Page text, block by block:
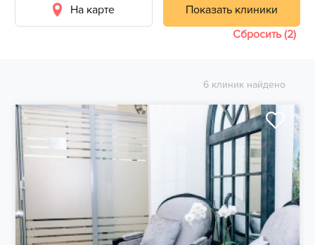
На карте
Показать клиники
Сбросить (2)
6 клиник найдено